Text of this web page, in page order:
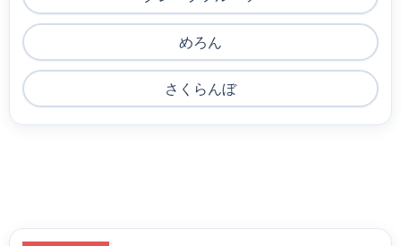
めろん
さくらんぼ